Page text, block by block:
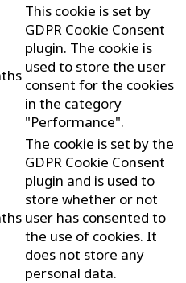
This cookie is set by
GDPR Cookie Consent
plugin. The cookie is
used to store the user
consent for the cookies
in the category
"Performance".
The cookie is set by the
GDPR Cookie Consent
plugin and is used to
store whether or not
user has consented to
the use of cookies. It
does not store any
personal data.